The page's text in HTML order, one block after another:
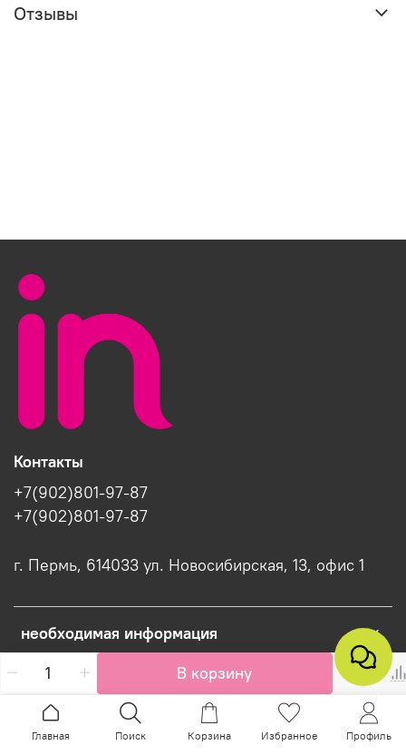
В корзину
Отзывы
необходимая информация
Контакты
+7(902)801-97-87
+7(902)801-97-87
г. Пермь, 614033 ул. Новосибирская, 13, офис 1
Интернет-магазин создан на InSales
Главная Поиск Корзина Избранное Профиль